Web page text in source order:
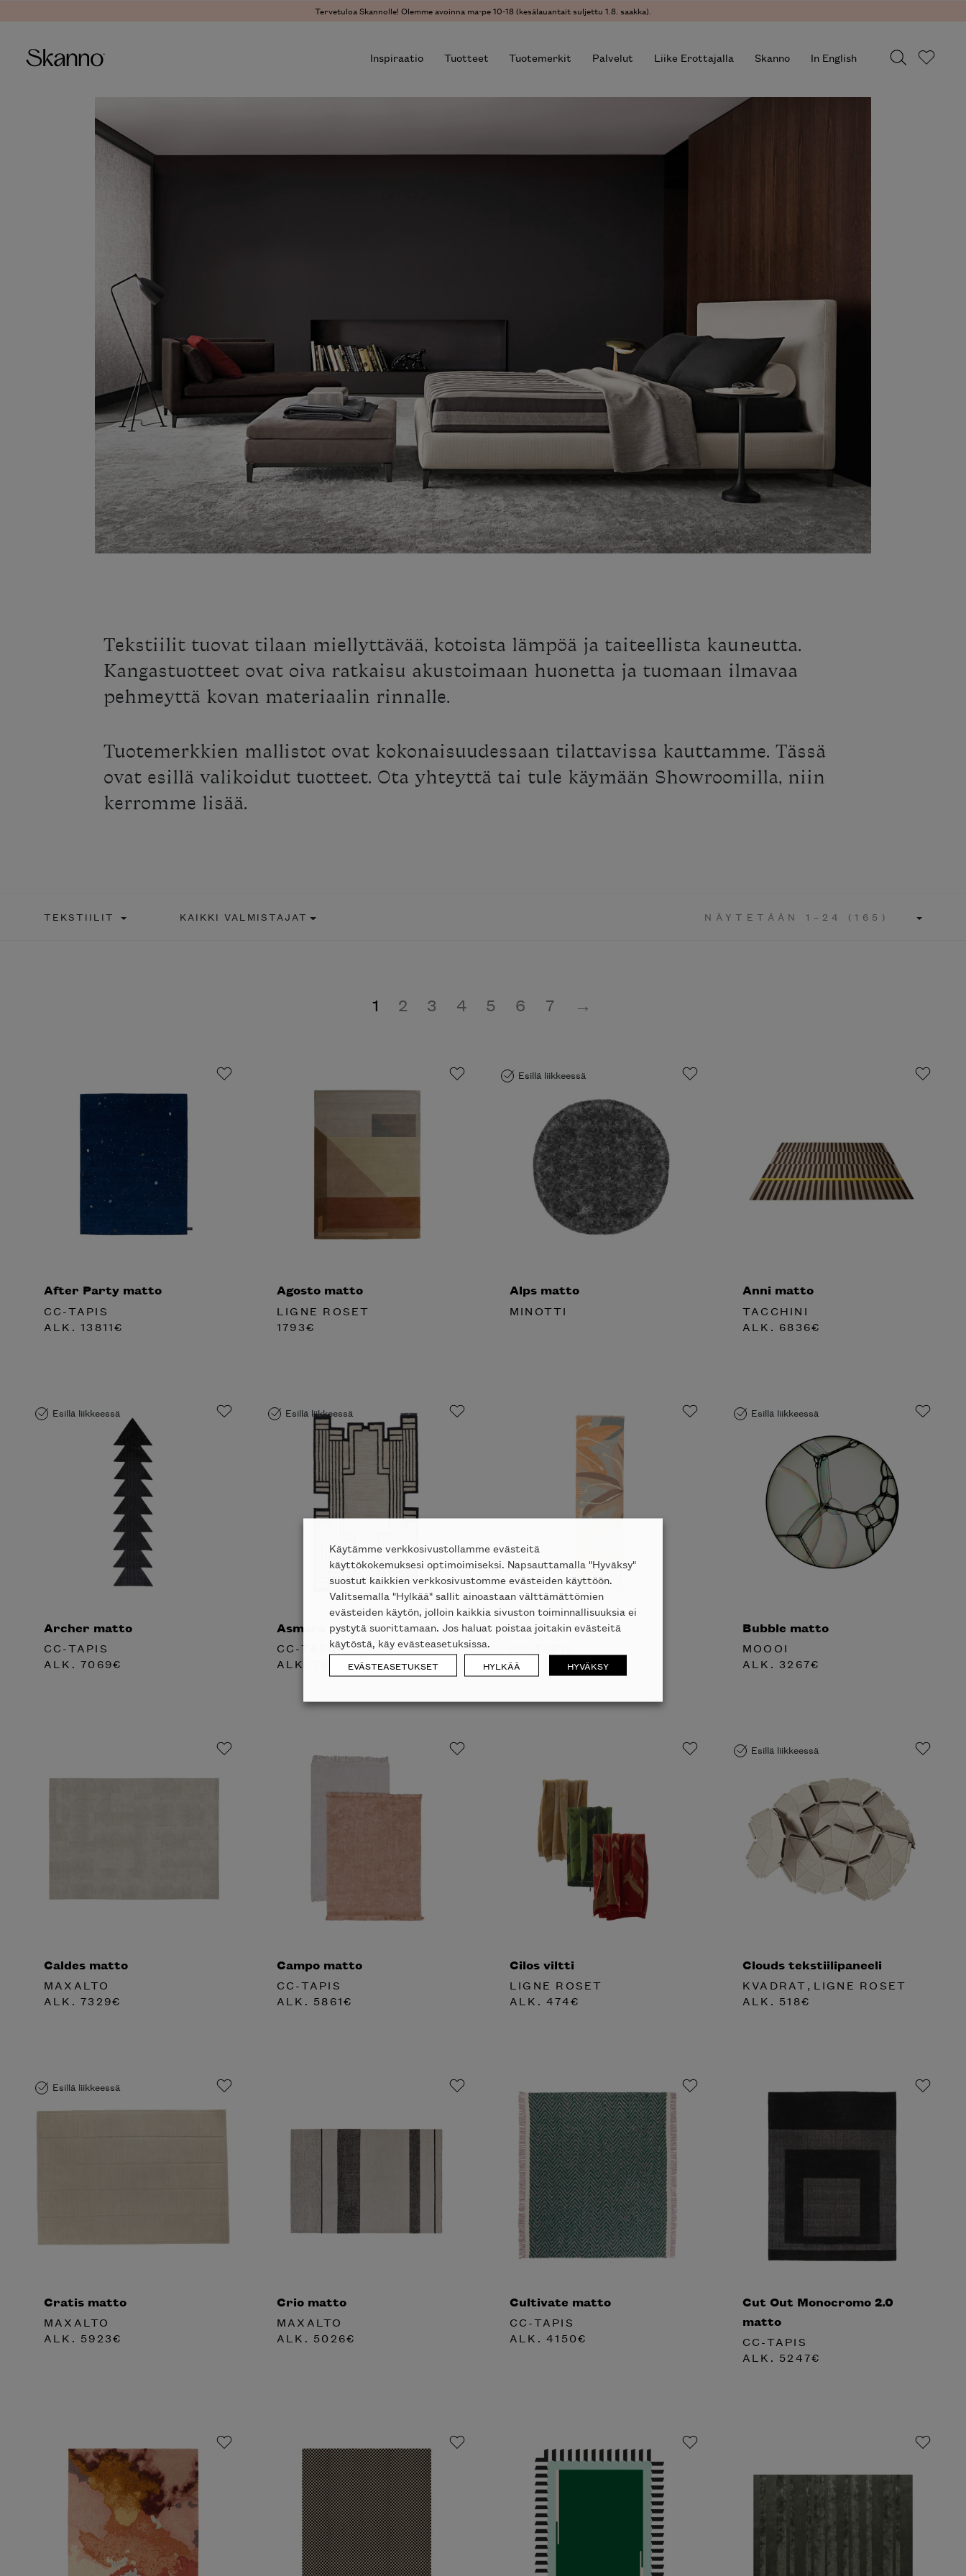
Tervetuloa Skannolle! Olemme avoinna ma-pe 10-18 (kesälauantait suljettu 1.8. saakka).
Inspiraatio Tuotteet Tuotemerkit Palvelut Liike Erottajalla Skanno In English
Tekstiilit tuovat tilaan miellyttävää, kotoista lämpöä ja taiteellista kauneutta.
Kangastuotteet ovat oiva ratkaisu akustoimaan huonetta ja tuomaan ilmavaa
pehmeyttä kovan materiaalin rinnalle.
Tuotemerkkien mallistot ovat kokonaisuudessaan tilattavissa kauttamme. Tässä
ovat esillä valikoidut tuotteet. Ota yhteyttä tai tule käymään Showroomilla, niin
kerromme lisää.
TEKSTIILIT KAIKKI VALMISTAJAT NÄYTETÄÄN 1–24 (165)
1 2 3 4 5 6 7 →
After Party matto
CC-TAPIS
ALK.13811€
Agosto matto
LIGNE ROSET
1793€
Esillä liikkeessä
Alps matto
MINOTTI
Anni matto
TACCHINI
ALK. 6836€
Esillä liikkeessä
Archer matto
CC-TAPIS
ALK.7069€
Esillä liikkeessä
Asmara matto
CC-TAPIS
ALK.
€
Avino matto
ALK.
4735€
Esillä liikkeessä
Bubble matto
MOOOI
ALK. 3267€
Caldes matto
MAXALTO
ALK.7329€
Campo matto
CC-TAPIS
ALK. 5861€
Cilos viltti
LIGNE ROSET
ALK.474€
Esillä liikkeessä
Clouds tekstiilipaneeli
KVADRAT, LIGNE ROSET
ALK. 518€
Esillä liikkeessä
Cratis matto
MAXALTO
ALK. 5923€
Crio matto
MAXALTO
ALK. 5026€
Cultivate matto
CC-TAPIS
ALK.4150€
Cut Out Monocromo 2.0
matto
CC-TAPIS
ALK. 5247€
Käytämme verkkosivustollamme evästeitä
käyttökokemuksesi optimoimiseksi. Napsauttamalla "Hyväksy"
suostut kaikkien verkkosivustomme evästeiden käyttöön.
Valitsemalla "Hylkää" sallit ainoastaan välttämättömien
evästeiden käytön, jolloin kaikkia sivuston toiminnallisuuksia ei
pystytä suorittamaan. Jos haluat poistaa joitakin evästeitä
käytöstä, käy evästeasetuksissa.
EVÄSTEASETUKSET HYLKÄÄ HYVÄKSY